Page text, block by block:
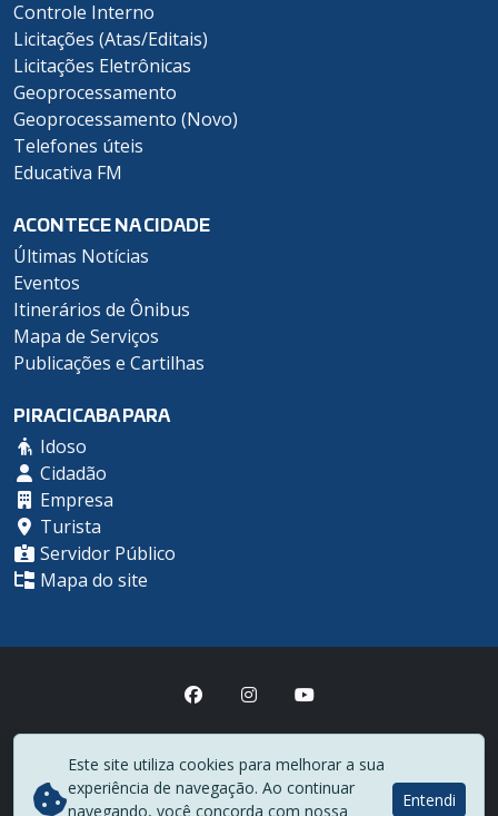
Controle Interno
Licitações (Atas/Editais)
Licitações Eletrônicas
Geoprocessamento
Geoprocessamento (Novo)
Telefones úteis
Educativa FM
ACONTECE NA CIDADE
Últimas Notícias
Eventos
Itinerários de Ônibus
Mapa de Serviços
Publicações e Cartilhas
PIRACICABA PARA
Idoso
Cidadão
Empresa
Turista
Servidor Público
Mapa do site
(19) 3403-1000
Rua Antônio Corrêa Barbosa, 2233 - Centro - CEP 13400-900
Este site utiliza cookies para melhorar a sua
experiência de navegação. Ao continuar
navegando, você concorda com nossa
Entendi